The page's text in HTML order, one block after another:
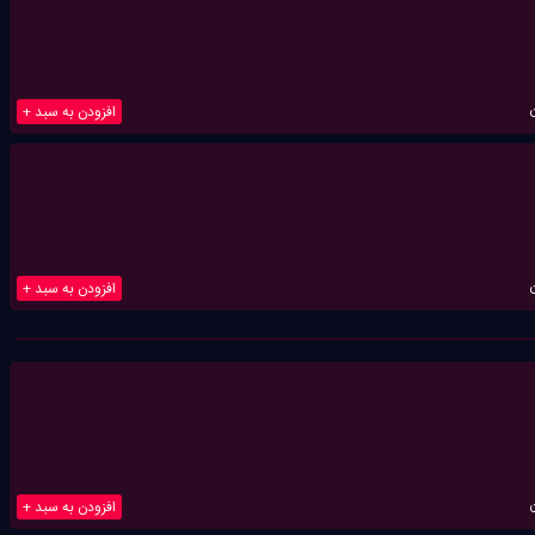
افزودن به سبد +
افزودن به سبد +
افزودن به سبد +